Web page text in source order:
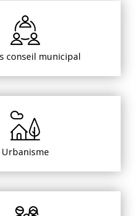
conseil municipal
Urbanisme